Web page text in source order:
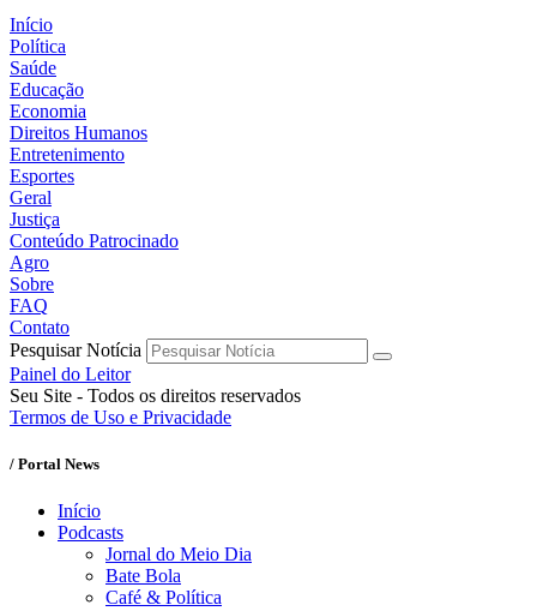
Início
Política
Saúde
Educação
Economia
Direitos Humanos
Entretenimento
Esportes
Geral
Justiça
Conteúdo Patrocinado
Agro
Sobre
FAQ
Contato
Pesquisar Notícia
Painel do Leitor
Seu Site - Todos os direitos reservados
Termos de Uso e Privacidade
/ Portal News
Início
Podcasts
Jornal do Meio Dia
Bate Bola
Café & Política